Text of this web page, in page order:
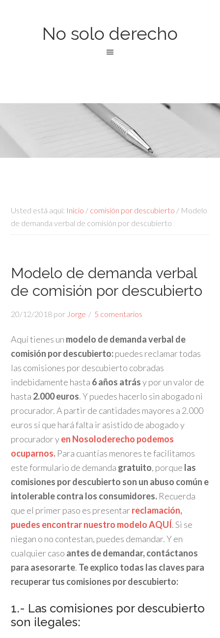
No solo derecho
Usted está aquí: Inicio / comisión por descubierto / Modelo
de demanda verbal de comisión por descubierto
Modelo de demanda verbal
de comisión por descubierto
20/12/2018 por Jorge 5 comentarios
Aquí tienes un modelo de demanda verbal de
comisión por descubierto:puedes reclamar todas
las comisiones por descubierto cobradas
indebidamente hasta 6 años atrásy por un valor de
hasta 2.000 euros. Y puedes hacerlo sin abogado ni
procurador. A partir de cantidades mayores a 2.000
euros sí que hará falta ir asistido de abogado y
procurador yen Nosoloderecho podemos
ocuparnos. Para cuantías menores te facilitamos
este formulario de demanda gratuito, porque las
comisiones por descubierto son un abuso común e
intolerable contra los consumidores. Recuerda
que el primer paso es presentarreclamación,
puedes encontrar nuestro modelo AQUÍ. Si se
niegan o no contestan, puedes demandar. Y en
cualquier caso antes de demandar, contáctanos
para asesorarte. Te explico todas las claves para
recuperar tus comisiones por descubierto:
1.- Las comisiones por descubierto
son ilegales: